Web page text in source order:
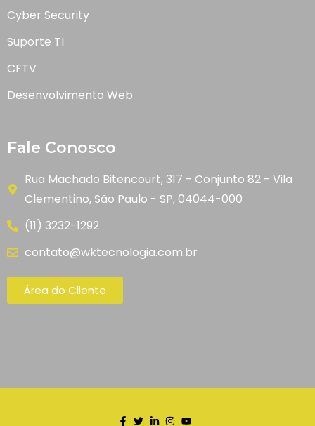
Cyber Security
Suporte TI
CFTV
Desenvolvimento Web
Fale Conosco
Rua Machado Bitencourt, 317 - Conjunto 82 - Vila
Clementino, São Paulo - SP, 04044-000
(11) 3232-1292
contato@wktecnologia.com.br
Área do Cliente